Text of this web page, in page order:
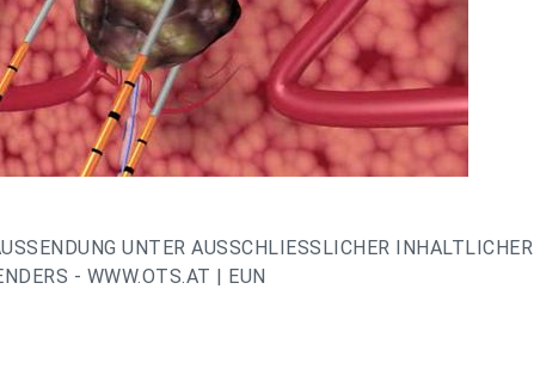
UNTER AUSSCHLIESSLICHER INHALTLICHER
- WWW.OTS.AT | EUN